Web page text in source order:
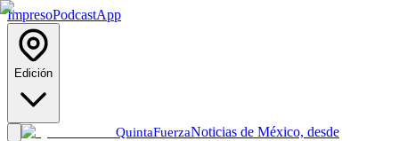
ImpresoPodcastApp
Edición
QuintaFuerzaNoticias de México, desde